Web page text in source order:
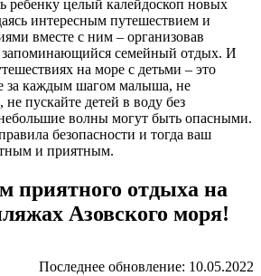
ребенку целый калейдоскоп новых
интересным путешествием и
вместе с ним – организовав
семейный отдых. И
на море с детьми – это
за каждым шагом малыша, не
не пускайте детей в воду без
волны могут быть опасными.
безопасности и тогда ваш
и приятным.
приятного отдыха на
Азовского моря!
Последнее обновление: 10.05.2022